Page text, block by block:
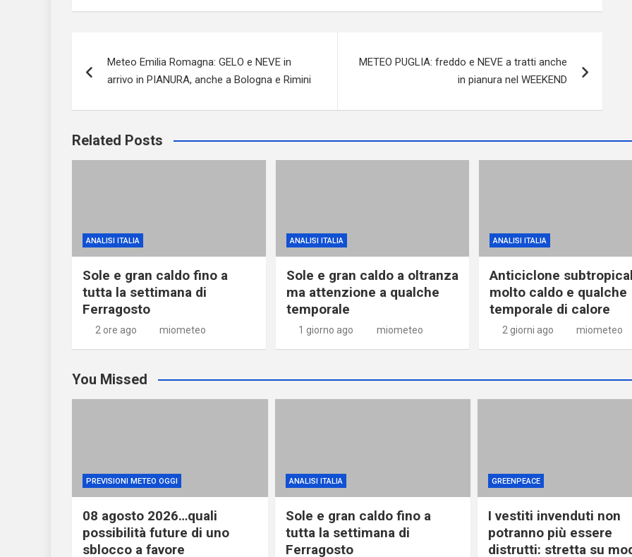
articoli
Meteo Emilia Romagna: GELO e NEVE in
arrivo in PIANURA, anche a Bologna e Rimini
METEO PUGLIA: freddo e NEVE a tratti anche
in pianura nel WEEKEND
Related Posts
ANALISI ITALIA
Sole e gran caldo fino a
tutta la settimana di
Ferragosto
2 ore ago miometeo
ANALISI ITALIA
Sole e gran caldo a oltranza
ma attenzione a qualche
temporale
1 giorno ago miometeo
ANALISI ITALIA
Anticiclone
molto caldo e qualche
temporale di calore
2 giorni ago miometeo
You Missed
PREVISIONI METEO OGGI
08 agosto 2026…quali
possibilità future di uno
sblocco a favore
ANALISI ITALIA
Sole e gran caldo fino a
tutta la settimana di
Ferragosto
GREENPEACE
I vestiti invenduti non
potranno più essere
distrutti: stretta su